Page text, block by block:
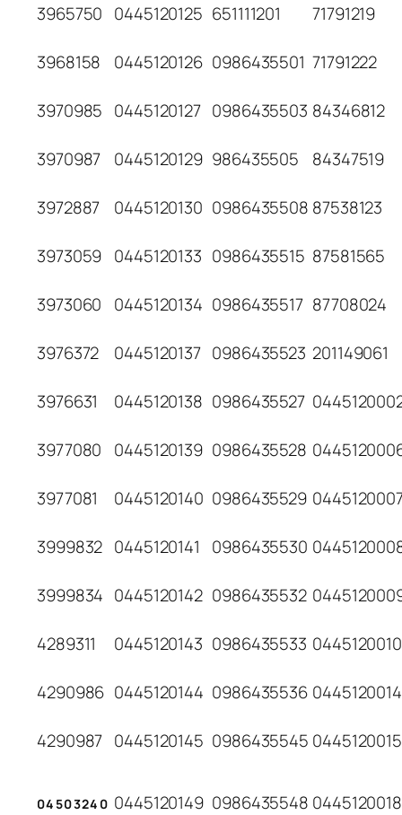
3965750 0445120125 651111201 71791219
3968158 0445120126 0986435501 71791222
3970985 0445120127 0986435503 84346812
3970987 0445120129 986435505 84347519
3972887 0445120130 0986435508 87538123
3973059 0445120133 0986435515 87581565
3973060 0445120134 0986435517 87708024
3976372 0445120137 0986435523 201149061
3976631 0445120138 0986435527
3977080 0445120139 0986435528
3977081 0445120140 0986435529
3999832 0445120141 0986435530
3999834 0445120142 0986435532
4289311 0445120143 0986435533 0445120010
4290986 0445120144 0986435536 0445120014
4290987 0445120145 0986435545 0445120015
04503240 0445120149 0986435548 0445120018